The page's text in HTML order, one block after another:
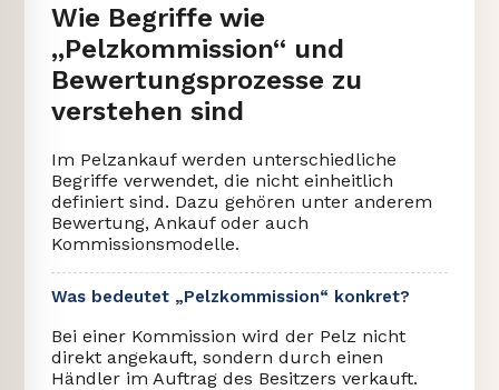
Wie Begriffe wie
„Pelzkommission“ und
Bewertungsprozesse zu
verstehen sind
Im Pelzankauf werden unterschiedliche
Begriffe verwendet, die nicht einheitlich
definiert sind. Dazu gehören unter anderem
Bewertung, Ankauf oder auch
Kommissionsmodelle.
Was bedeutet „Pelzkommission“ konkret?
Bei einer Kommission wird der Pelz nicht
direkt angekauft, sondern durch einen
Händler im Auftrag des Besitzers verkauft.